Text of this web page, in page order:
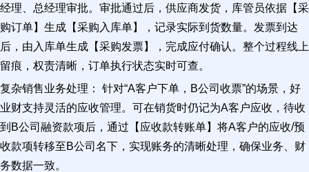
经理、总经理审批。审批通过后，供应商发货，库管员依据【采
购订单】生成【采购入库单】，记录实际到货数量。发票到达
后，由入库单生成【采购发票】，完成应付确认。整个过程线上
留痕，权责清晰，订单执行状态实时可查。
复杂销售业务处理： 针对“A客户下单，B公司收票”的场景，好
业财支持灵活的应收管理。可在销货时仍记为A客户应收，待收
到B公司融资款项后，通过【应收款转账单】将A客户的应收/预
收款项转移至B公司名下，实现账务的清晰处理，确保业务、财
务数据一致。